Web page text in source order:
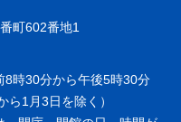
町602番地1
8時30分から午後5時30分
ら1月3日を除く）